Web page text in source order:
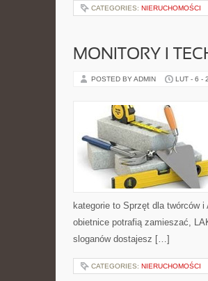
CATEGORIES: NIERUCHOMOŚCI
MONITORY I
POSTED BY ADMIN LUT - 6 -
kategorie to Sprzęt dla twórców
obietnice potrafią zamieszać,
sloganów dostajesz […]
CATEGORIES: NIERUCHOMOŚCI